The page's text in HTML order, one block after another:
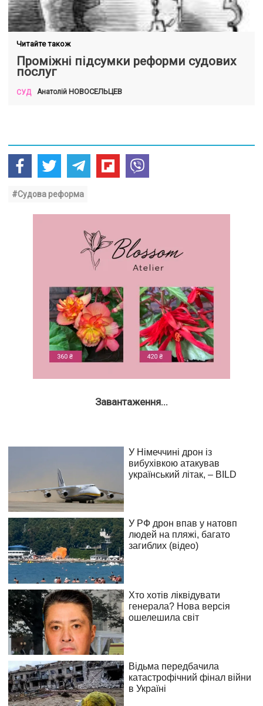
Читайте також
Проміжні підсумки реформи судових
послуг
СУД Анатолій НОВОСЕЛЬЦЕВ
#Судова реформа
Завантаження...